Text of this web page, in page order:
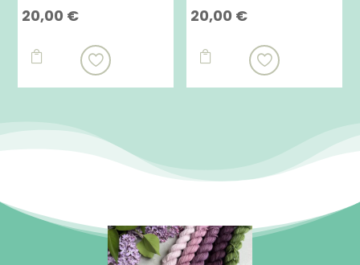
20,00 €

20,00 €
